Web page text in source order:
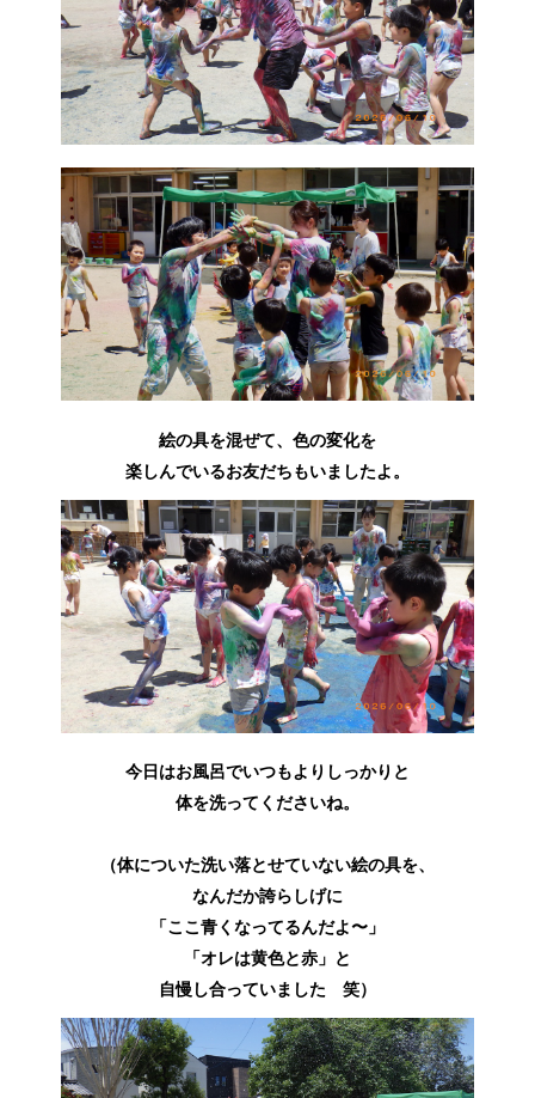
絵の具を混ぜて、色の変化を
楽しんでいるお友だちもいましたよ。
今日はお風呂でいつもよりしっかりと
体を洗ってくださいね。
（体についた洗い落とせていない絵の具を、
なんだか誇らしげに
「ここ青くなってるんだよ〜」
「オレは黄色と赤」と
自慢し合っていました 笑）